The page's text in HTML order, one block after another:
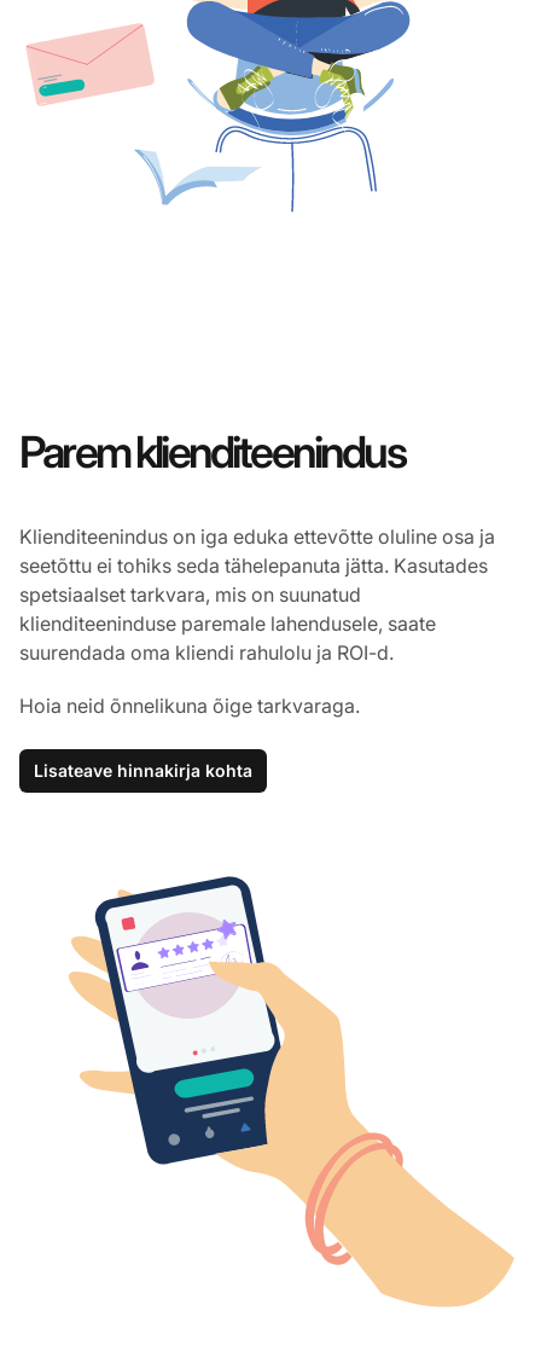
Parem klienditeenindus
Klienditeenindus on iga eduka ettevõtte oluline osa ja
seetõttu ei tohiks seda tähelepanuta jätta. Kasutades
spetsiaalset tarkvara, mis on suunatud
klienditeeninduse paremale lahendusele, saate
suurendada oma kliendi rahulolu ja ROI-d.
Hoia neid õnnelikuna õige tarkvaraga.
Lisateave hinnakirja kohta